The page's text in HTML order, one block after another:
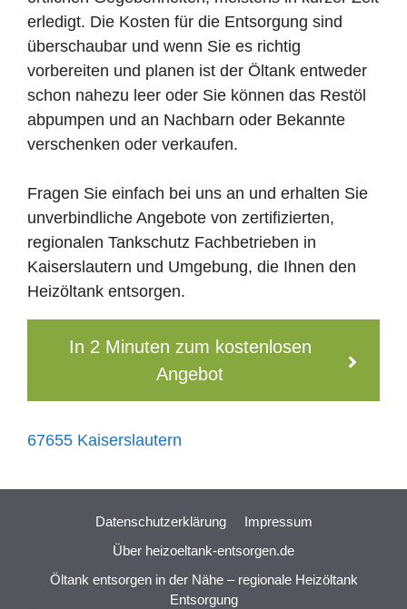
erledigt. Die Kosten für die Entsorgung sind
überschaubar und wenn Sie es richtig
vorbereiten und planen ist der Öltank entweder
schon nahezu leer oder Sie können das Restöl
abpumpen und an Nachbarn oder Bekannte
verschenken oder verkaufen.
Fragen Sie einfach bei uns an und erhalten Sie
unverbindliche Angebote von zertifizierten,
regionalen Tankschutz Fachbetrieben in
Kaiserslautern und Umgebung, die Ihnen den
Heizöltank entsorgen.
In 2 Minuten zum kostenlosen
Angebot
67655 Kaiserslautern
Datenschutzerklärung
Impressum
Über heizoeltank-entsorgen.de
Öltank entsorgen in der Nähe – regionale Heizöltank
Entsorgung